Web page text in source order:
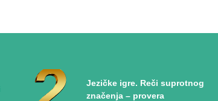
Jezičke igre. Reči suprotnog
značenja – provera